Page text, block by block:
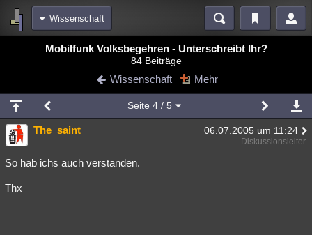
Wissenschaft
Blogs
Chat Wiki Neuigkeiten
meine Rubriken
Menschen Wissenschaft Mystery Kriminalfälle
Spiritualität Verschwörungen
Natur
Mobilfunk Volksbegehren - Unterschreibt Ihr?
84 Beiträge
Wissenschaft Mehr
Seite 4/ 5
The_saint 06.07.2005 um 11:24
Diskussionsleiter
So hab ichs auch verstanden.
Thx